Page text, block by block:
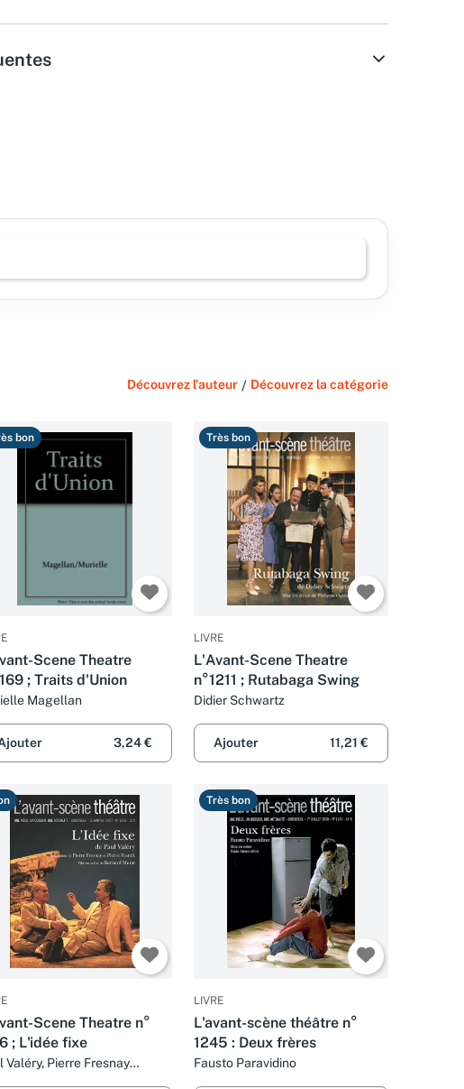
Découvrez l'auteur / Découvrez la catégorie
bon
Scene Theatre
; Traits d'Union
Magellan
3,24 €
Très bon
LIVRE
L'Avant-Scene Theatre
n°1211 ; Rutabaga Swing
Didier Schwartz
Ajouter 11,21 €
Scene Theatre n°
; L'idée fixe
Valéry, Pierre Fresnay
Très bon
LIVRE
L'avant-scène théâtre n°
1245 : Deux frères
Fausto Paravidino